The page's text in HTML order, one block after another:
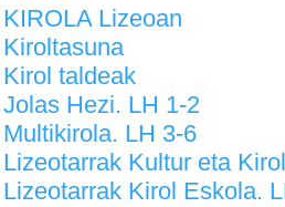
KIROLA Lizeoan
Kiroltasuna
Kirol taldeak
Jolas Hezi. LH 1-2
Multikirola. LH 3-6
Lizeotarrak Kultur eta
Lizeotarrak Kirol Eskola.